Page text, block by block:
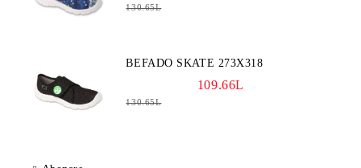
130.65L
BEFADO SKATE 273X318
109.66L
130.65L